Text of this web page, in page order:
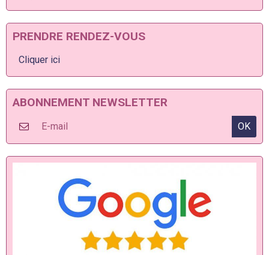
PRENDRE RENDEZ-VOUS
Cliquer ici
ABONNEMENT NEWSLETTER
OK